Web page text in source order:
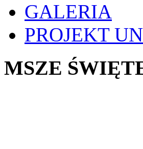
GALERIA
PROJEKT
MSZE